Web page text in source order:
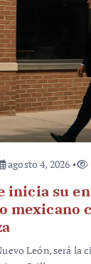
agosto 4, 2026
inicia su
mexicano
León, será la